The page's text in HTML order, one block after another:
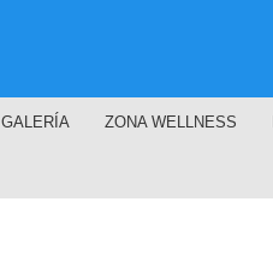
GALERÍA ZONA WELLNESS